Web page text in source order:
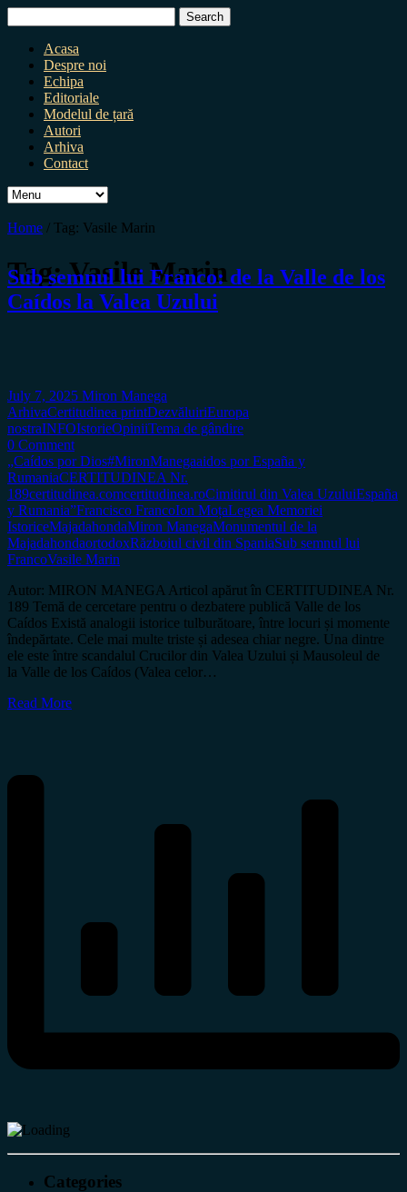
for:
Acasa
Despre noi
Echipa
Editoriale
Modelul de țară
Autori
Arhiva
Contact
Home / Tag: Vasile Marin
Tag:Vasile Marin
Sub semnul lui Franco: de la Valle de los
Caídos la Valea Uzului
July 7, 2025 Miron Manega
ArhivaCertitudinea printDezvăluiriEuropa
nostraINFOIstorieOpiniiTema de gândire
0 Comment
„Caídos por Dios#MironManegaaidos por España y
RumaniaCERTITUDINEA Nr.
189certitudinea.comcertitudinea.roCimitirul din Valea UzuluiEspaña
y Rumania”Francisco FrancoIon MoțaLegea Memoriei
IstoriceMajadahondaMiron ManegaMonumentul de la
MajadahondaortodoxRăzboiul civil din SpaniaSub semnul lui
FrancoVasile Marin
Autor: MIRON MANEGA Articol apărut în CERTITUDINEA Nr.
189 Temă de cercetare pentru o dezbatere publică Valle de los
Caídos Există analogii istorice tulburătoare, între locuri și momente
îndepărtate. Cele mai multe triste și adesea chiar negre. Una dintre
ele este între scandalul Crucilor din Valea Uzului și Mausoleul de
la Valle de los Caídos (Valea celor…
Read More
Categories